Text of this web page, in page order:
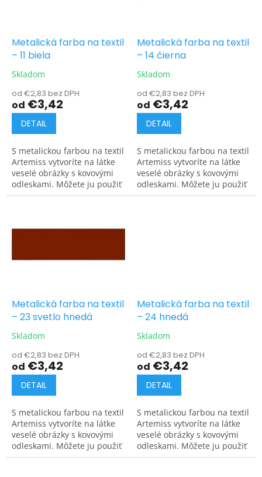
o
p
d
o
Metalická farba na textil
– 11 biela
Skladom
od €2,83 bez DPH
od €3,42
DETAIL
S metalickou farbou na textil
Artemiss vytvoríte na látke
veselé obrázky s kovovými
odleskami. Môžete ju použiť
na tmavé aj svetlé materiály.
Metalická farba na textil
– 14 čierna
Skladom
od €2,83 bez DPH
od €3,42
DETAIL
S metalickou farbou na textil
Artemiss vytvoríte na látke
veselé obrázky s kovovými
odleskami. Môžete ju použiť
na tmavé aj svetlé materiály.
Metalická farba na textil
– 23 svetlo hnedá
Skladom
od €2,83 bez DPH
od €3,42
DETAIL
S metalickou farbou na textil
Artemiss vytvoríte na látke
veselé obrázky s kovovými
odleskami. Môžete ju použiť
na tmavé aj svetlé materiály.
Metalická farba na textil
– 24 hnedá
Skladom
od €2,83 bez DPH
od €3,42
DETAIL
S metalickou farbou na textil
Artemiss vytvoríte na látke
veselé obrázky s kovovými
odleskami. Môžete ju použiť
na tmavé aj svetlé materiály.